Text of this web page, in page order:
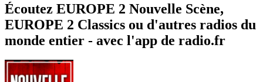
Écoutez EUROPE 2 Nouvelle Scène,
EUROPE 2 Classics ou d'autres radios du
monde entier - avec l'app de radio.fr